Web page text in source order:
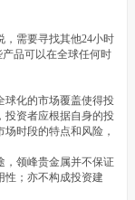
，需要寻找其他24小时
品可以在全球任何时
球化的市场覆盖使得投
投资者应根据自身的投
时段的特点和风险，
，领峰贵金属并不保证
性；亦不构成投资建